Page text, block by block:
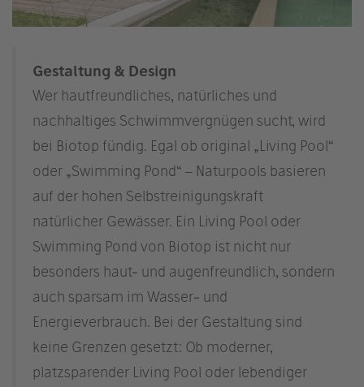
Gestaltung & Design
Wer hautfreundliches, natürliches und
nachhaltiges Schwimmvergnügen sucht, wird
bei Biotop fündig. Egal ob original „Living Pool“
oder „Swimming Pond“ – Naturpools basieren
auf der hohen Selbstreinigungskraft
natürlicher Gewässer. Ein Living Pool oder
Swimming Pond von Biotop ist nicht nur
besonders haut- und augenfreundlich, sondern
auch sparsam im Wasser- und
Energieverbrauch. Bei der Gestaltung sind
keine Grenzen gesetzt: Ob moderner,
platzsparender Living Pool oder lebendiger